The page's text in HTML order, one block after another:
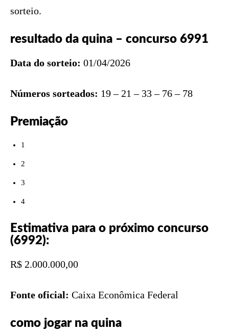
sorteio.
resultado da quina – concurso 6991
Data do sorteio: 01/04/2026
Números sorteados: 19 – 21 – 33 – 76 – 78
Premiação
1
2
3
4
Estimativa para o próximo concurso
(6992):
R$ 2.000.000,00
Fonte oficial: Caixa Econômica Federal
como jogar na quina